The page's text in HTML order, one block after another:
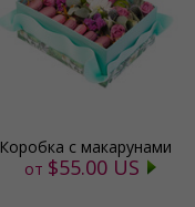
Коробка с макарунами
от $55.00 US